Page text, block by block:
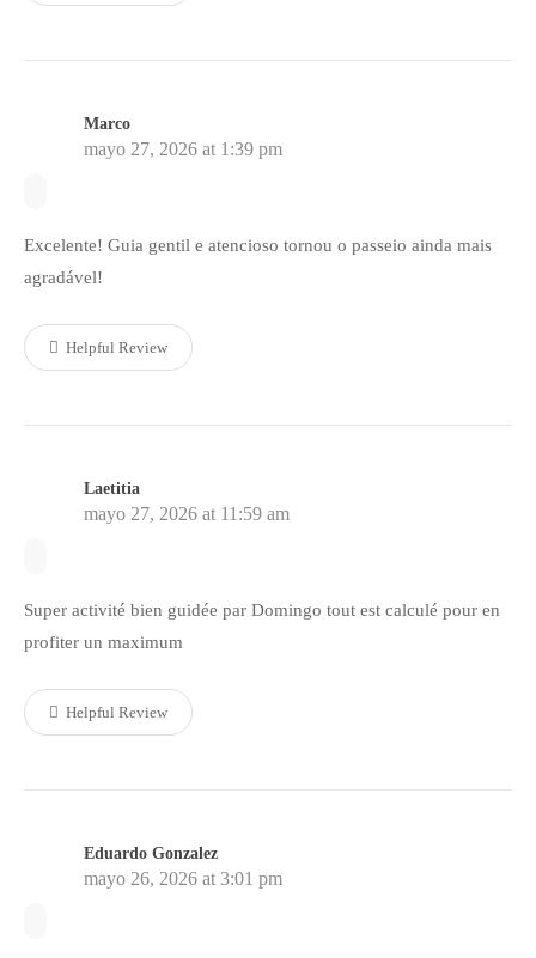
Marco
mayo 27, 2026 at 1:39 pm
Excelente! Guia gentil e atencioso tornou o passeio ainda mais
agradável!
Helpful Review
Laetitia
mayo 27, 2026 at 11:59 am
Super activité bien guidée par Domingo tout est calculé pour en
profiter un maximum
Helpful Review
Eduardo Gonzalez
mayo 26, 2026 at 3:01 pm